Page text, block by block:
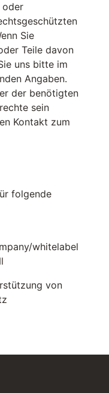
oder
Sie
Teile davon
uns bitte im
Angaben.
der benötigten
sein
Kontakt zum
folgende
whitelabel
von